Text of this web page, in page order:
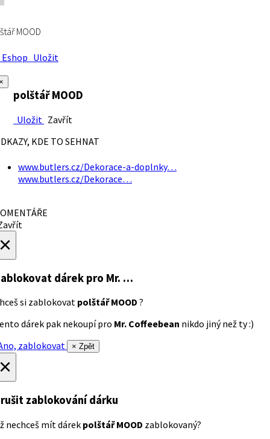
MOOD
Uložit
polštář MOOD
Uložit Zavřít
KDE TO SEHNAT
www.butlers.cz/Dekorace-a-doplnky…
www.butlers.cz/Dekorace…
dárek pro Mr. …
si zablokovat polštář MOOD ?
dárek pak nekoupí pro Mr. Coffeebean nikdo jiný než ty :)
zablokovat
× Zpět
zablokování dárku
nechceš mít dárek polštář MOOD zablokovaný?